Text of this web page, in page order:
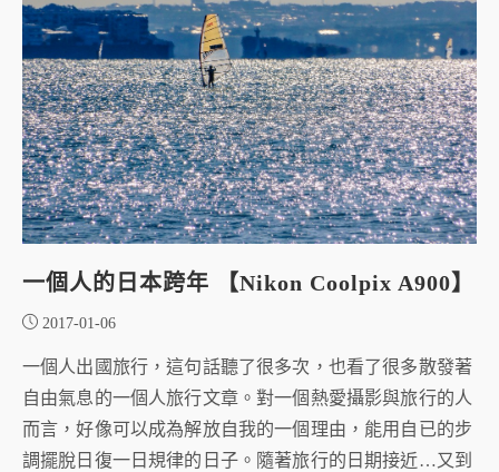
一個人的日本跨年 【Nikon Coolpix A900】
2017-01-06
一個人出國旅行，這句話聽了很多次，也看了很多散發著
自由氣息的一個人旅行文章。對一個熱愛攝影與旅行的人
而言，好像可以成為解放自我的一個理由，能用自已的步
調擺脫日復一日規律的日子。隨著旅行的日期接近…又到